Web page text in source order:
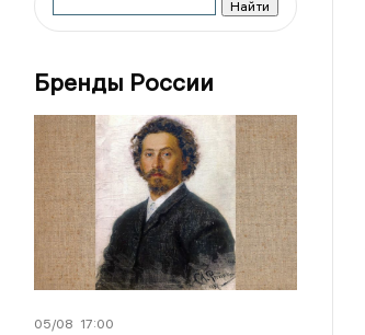
Бренды России
05/08 17:00